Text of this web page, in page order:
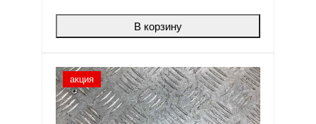
В корзину
акция